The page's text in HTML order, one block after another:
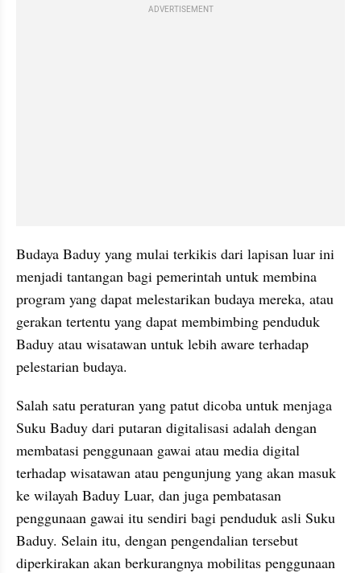
ADVERTISEMENT
Budaya Baduy yang mulai terkikis dari lapisan luar ini
menjadi tantangan bagi pemerintah untuk membina
program yang dapat melestarikan budaya mereka, atau
gerakan tertentu yang dapat membimbing penduduk
Baduy atau wisatawan untuk lebih aware terhadap
pelestarian budaya.
Salah satu peraturan yang patut dicoba untuk menjaga
Suku Baduy dari putaran digitalisasi adalah dengan
membatasi penggunaan gawai atau media digital
terhadap wisatawan atau pengunjung yang akan masuk
ke wilayah Baduy Luar, dan juga pembatasan
penggunaan gawai itu sendiri bagi penduduk asli Suku
Baduy. Selain itu, dengan pengendalian tersebut
diperkirakan akan berkurangnya mobilitas penggunaan